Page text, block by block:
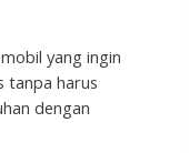
yang ingin
tanpa harus
dengan